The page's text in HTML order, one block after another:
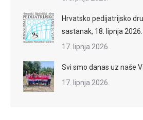
Hrvatsko pedijatrijsko
sastanak, 18. lipnja 2026.
17. lipnja 2026.
Svi smo danas uz naše
17. lipnja 2026.